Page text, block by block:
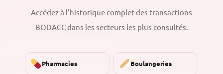
Accédez à l'historique complet des transactions
BODACC dans les secteurs les plus consultés.
Pharmacies Boulangeries